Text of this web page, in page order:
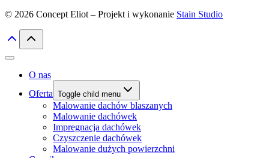
© 2026 Concept Eliot – Projekt i wykonanie Stain Studio
O nas
Oferta Toggle child menu
Malowanie dachów blaszanych
Malowanie dachówek
Impregnacja dachówek
Czyszczenie dachówek
Malowanie dużych powierzchni